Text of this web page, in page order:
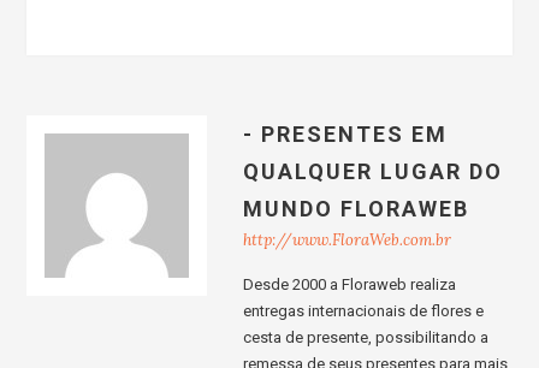
- PRESENTES EM
QUALQUER LUGAR DO
MUNDO FLORAWEB
http://www.FloraWeb.com.br
Desde 2000 a Floraweb realiza
entregas internacionais de flores e
cesta de presente, possibilitando a
remessa de seus presentes para mais